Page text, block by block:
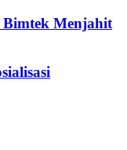
Menjahit